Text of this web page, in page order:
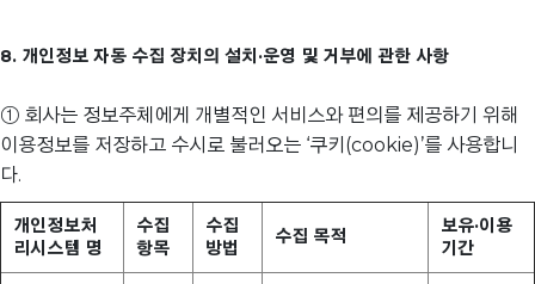
8. 개인정보 자동 수집 장치의 설치·운영 및 거부에 관한 사항
① 회사는 정보주체에게 개별적인 서비스와 편의를 제공하기 위해
이용정보를 저장하고 수시로 불러오는 ‘쿠키(cookie)’를 사용합니
다.
개인정보처
리시스템 명
수집
항목
수집
방법
수집 목적
보유·이용
기간